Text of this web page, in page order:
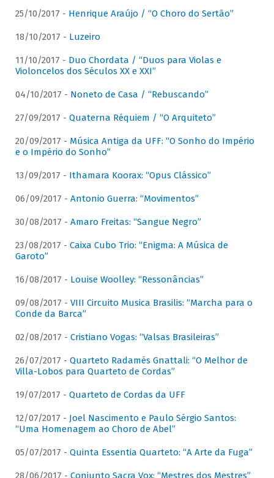
25/10/2017 - Henrique Araújo / “O Choro do Sertão”
18/10/2017 - Luzeiro
11/10/2017 - Duo Chordata / “Duos para Violas e
Violoncelos dos Séculos XX e XXI”
04/10/2017 - Noneto de Casa / “Rebuscando”
27/09/2017 - Quaterna Réquiem / “O Arquiteto”
20/09/2017 - Música Antiga da UFF: “O Sonho do Império
e o Império do Sonho”
13/09/2017 - Ithamara Koorax: “Opus Clássico”
06/09/2017 - Antonio Guerra: “Movimentos”
30/08/2017 - Amaro Freitas: “Sangue Negro”
23/08/2017 - Caixa Cubo Trio: “Enigma: A Música de
Garoto”
16/08/2017 - Louise Woolley: “Ressonâncias”
09/08/2017 - VIII Circuito Musica Brasilis: “Marcha para o
Conde da Barca”
02/08/2017 - Cristiano Vogas: “Valsas Brasileiras”
26/07/2017 - Quarteto Radamés Gnattali: “O Melhor de
Villa-Lobos para Quarteto de Cordas”
19/07/2017 - Quarteto de Cordas da UFF
12/07/2017 - Joel Nascimento e Paulo Sérgio Santos:
“Uma Homenagem ao Choro de Abel”
05/07/2017 - Quinta Essentia Quarteto: “A Arte da Fuga”